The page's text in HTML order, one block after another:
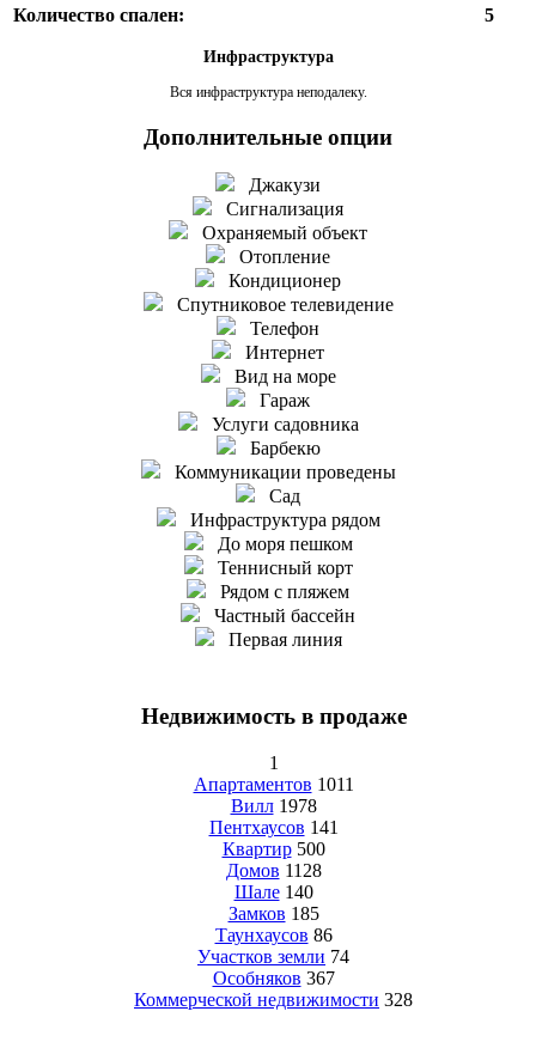
Количество спален:
5
Инфраструктура
Вся инфраструктура неподалеку.
Дополнительные опции
Джакузи
Сигнализация
Охраняемый объект
Отопление
Кондиционер
Спутниковое телевидение
Телефон
Интернет
Вид на море
Гараж
Услуги садовника
Барбекю
Коммуникации проведены
Сад
Инфраструктура рядом
До моря пешком
Теннисный корт
Рядом с пляжем
Частный бассейн
Первая линия
Недвижимость в продаже
1
Апартаментов 1011
Вилл 1978
Пентхаусов 141
Квартир 500
Домов 1128
Шале 140
Замков 185
Таунхаусов 86
Участков земли 74
Особняков 367
Коммерческой недвижимости 328